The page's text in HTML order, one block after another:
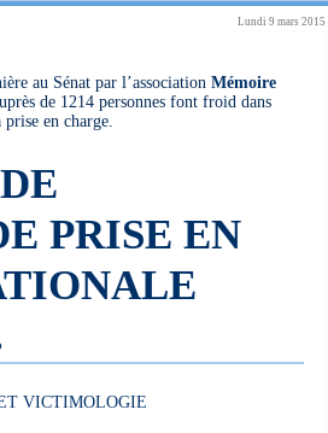
Lundi 9 mars 2015
au Sénat par l’association Mémoire
de 1214 personnes font froid dans
en charge.
PRISE EN
VICTIMOLOGIE